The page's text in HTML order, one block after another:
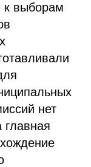
к выборам
нет
главная